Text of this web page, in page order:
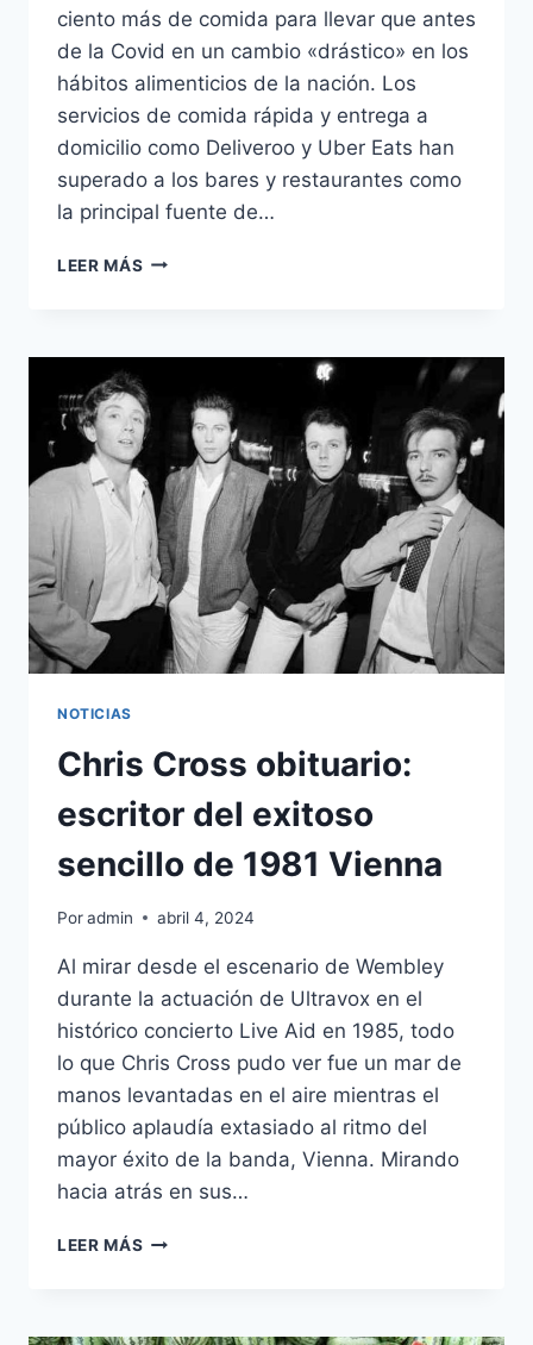
ciento más de comida para llevar que antes
de la Covid en un cambio «drástico» en los
hábitos alimenticios de la nación. Los
servicios de comida rápida y entrega a
domicilio como Deliveroo y Uber Eats han
superado a los bares y restaurantes como
la principal fuente de…
LEER MÁS BRITÁNICOS
MÁS
DE
COMIDA
PARA
LLEVAR
QUE
ANTES
DE
COVID
NOTICIAS
Chris Cross obituario:
escritor del exitoso
sencillo de 1981 Vienna
Poradmin abril 4, 2024
Al mirar desde el escenario de Wembley
durante la actuación de Ultravox en el
histórico concierto Live Aid en 1985, todo
lo que Chris Cross pudo ver fue un mar de
manos levantadas en el aire mientras el
público aplaudía extasiado al ritmo del
mayor éxito de la banda, Vienna. Mirando
hacia atrás en sus…
LEER MÁS CHRIS
DEL